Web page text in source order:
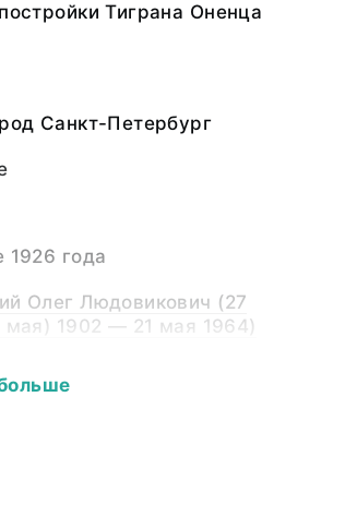
Тиграна Оненца
Санкт-Петербург
1926 года
Олег Людовикович (27
мая) 1902 — 21 мая 1964)
слой